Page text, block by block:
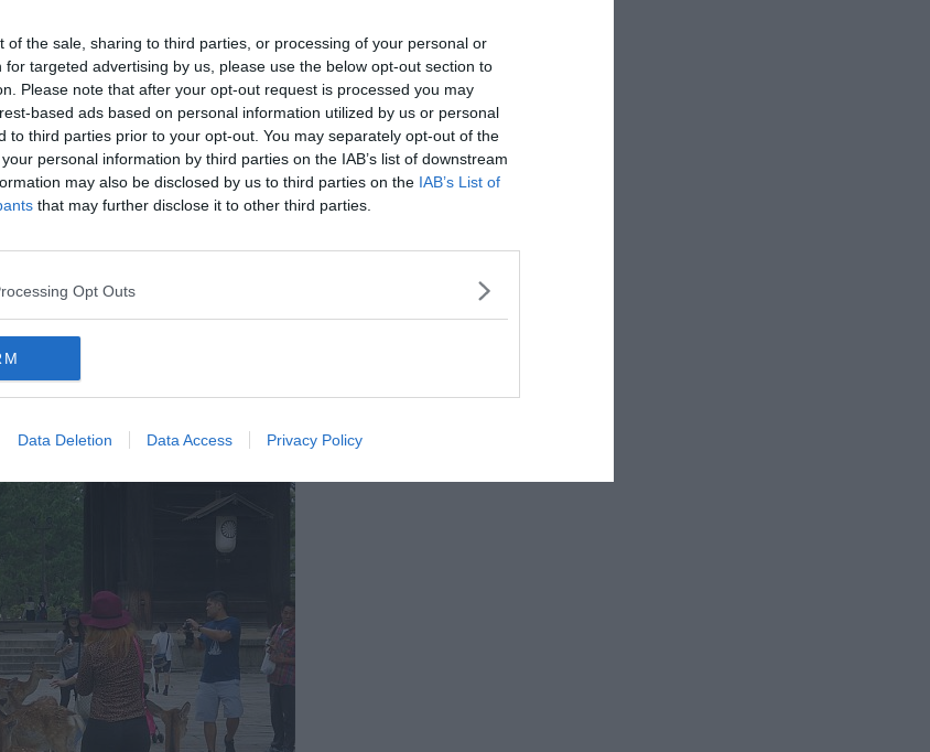
of the sale, sharing to third parties, or processing of your personal or
for targeted advertising by us, please use the below opt-out section to
Please note that after your opt-out request is processed you may
based ads based on personal information utilized by us or personal
to third parties prior to your opt-out. You may separately opt-out of the
personal information by third parties on the IAB’s list of downstream
may also be disclosed by us to third parties on the IAB’s List of
that may further disclose it to other third parties.
Opt Outs
Data Deletion Data Access Privacy Policy